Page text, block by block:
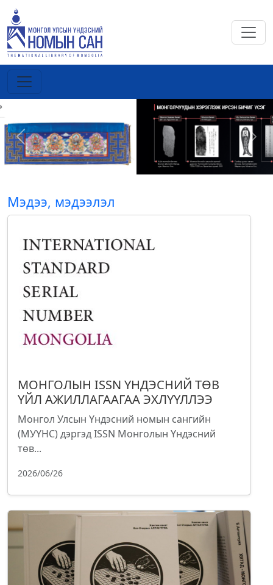
Previous Next
Мэдээ, мэдээлэл
МОНГОЛЫН ISSN ҮНДЭСНИЙ ТӨВ
ҮЙЛ АЖИЛЛАГААГАА ЭХЛҮҮЛЛЭЭ
Монгол Улсын Үндэсний номын сангийн
(МУҮНС) дэргэд ISSN Монголын Үндэсний
төв...
2026/06/26